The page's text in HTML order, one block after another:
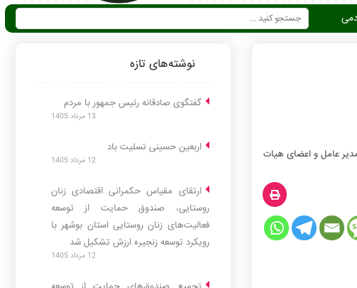
عامل و اعضای هیات
نوشته‌های تازه
گفتگوی صادقانه رئیس جمهور با مردم
13 مرداد 1405
اربعین حسینی تسلیت باد
12 مرداد 1405
ارتقای مقیاس حکمرانی اقتصادی زنان
روستایی، صندوق حمایت از توسعه
فعالیت‌های زنان روستایی استان بوشهر با
رویکرد توسعه زنجیره ارزش تشکیل شد
12 مرداد 1405